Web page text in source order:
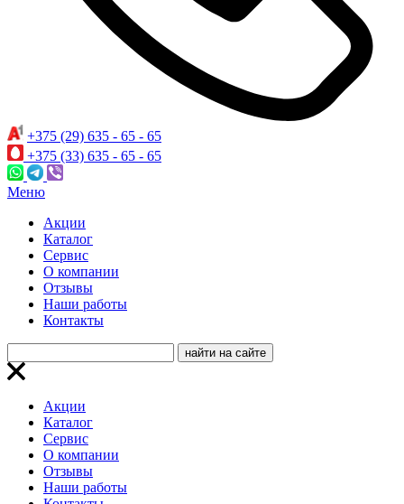
+375 (29) 635 - 65 - 65
+375 (33) 635 - 65 - 65
Меню
Акции
Каталог
Сервис
О компании
Отзывы
Наши работы
Контакты
Акции
Каталог
Сервис
О компании
Отзывы
Наши работы